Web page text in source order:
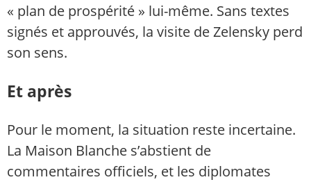
« plan de prospérité » lui-même. Sans textes
signés et approuvés, la visite de Zelensky perd
son sens.
Et après
Pour le moment, la situation reste incertaine.
La Maison Blanche s’abstient de
commentaires officiels, et les diplomates